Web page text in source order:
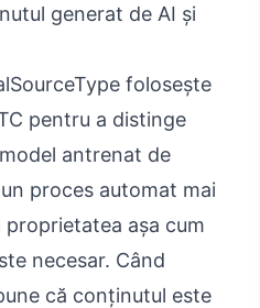
generat de AI și
folosește
pentru a distinge
antrenat de
proces automat mai
proprietatea așa cum
necesar. Când
că conținutul este